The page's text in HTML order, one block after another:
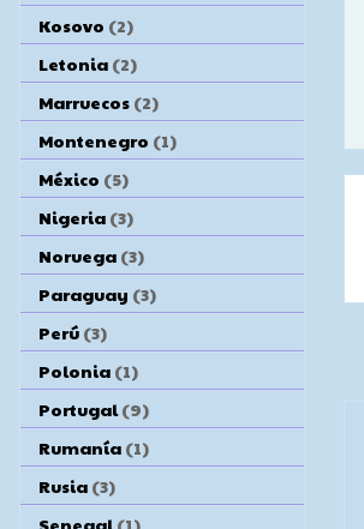
Kosovo (2)
Letonia (2)
Marruecos (2)
Montenegro (1)
México (5)
Nigeria (3)
Noruega (3)
Paraguay (3)
Perú (3)
Polonia (1)
Portugal (9)
Rumanía (1)
Rusia (3)
Senegal (1)